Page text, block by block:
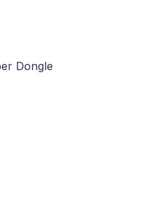
Dongle